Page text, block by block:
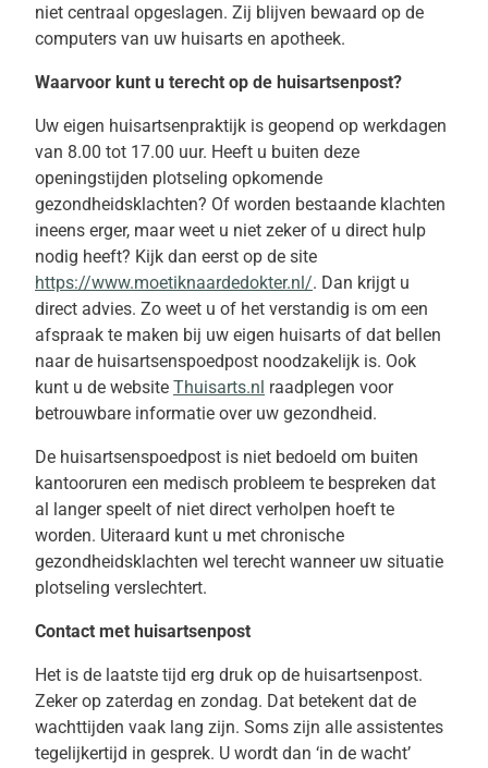
niet centraal opgeslagen. Zij blijven bewaard op de
computers van uw huisarts en apotheek.
Waarvoor kunt u terecht op de huisartsenpost?
Uw eigen huisartsenpraktijk is geopend op werkdagen
van 8.00 tot 17.00 uur. Heeft u buiten deze
openingstijden plotseling opkomende
gezondheidsklachten? Of worden bestaande klachten
ineens erger, maar weet u niet zeker of u direct hulp
nodig heeft? Kijk dan eerst op de site
https://www.moetiknaardedokter.nl/. Dan krijgt u
direct advies. Zo weet u of het verstandig is om een
afspraak te maken bij uw eigen huisarts of dat bellen
naar de huisartsenspoedpost noodzakelijk is. Ook
kunt u de website Thuisarts.nl raadplegen voor
betrouwbare informatie over uw gezondheid.
De huisartsenspoedpost is niet bedoeld om buiten
kantooruren een medisch probleem te bespreken dat
al langer speelt of niet direct verholpen hoeft te
worden. Uiteraard kunt u met chronische
gezondheidsklachten wel terecht wanneer uw situatie
plotseling verslechtert.
Contact met huisartsenpost
Het is de laatste tijd erg druk op de huisartsenpost.
Zeker op zaterdag en zondag. Dat betekent dat de
wachttijden vaak lang zijn. Soms zijn alle assistentes
tegelijkertijd in gesprek. U wordt dan ‘in de wacht’